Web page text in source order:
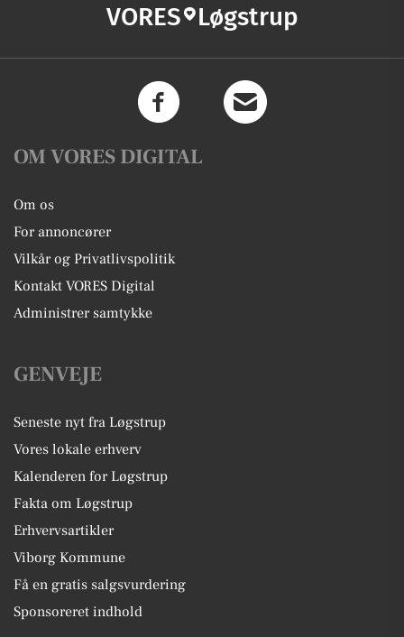
VORES Løgstrup
OM VORES DIGITAL
Om os
For annoncører
Vilkår og Privatlivspolitik
Kontakt VORES Digital
Administrer samtykke
GENVEJE
Seneste nyt fra Løgstrup
Vores lokale erhverv
Kalenderen for Løgstrup
Fakta om Løgstrup
Erhvervsartikler
Viborg Kommune
Få en gratis salgsvurdering
Sponsoreret indhold